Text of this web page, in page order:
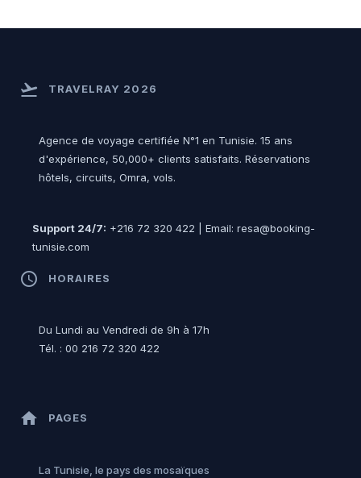
flight_takeoff TRAVELRAY 2026
Agence de voyage certifiée N°1 en Tunisie. 15 ans
d'expérience, 50,000+ clients satisfaits. Réservations
hôtels, circuits, Omra, vols.
Support 24/7: +216 72 320 422 | Email: resa@booking-
tunisie.com
access_time HORAIRES
Du Lundi au Vendredi de 9h à 17h
Tél. : 00 216 72 320 422
home PAGES
La Tunisie, le pays des mosaïques